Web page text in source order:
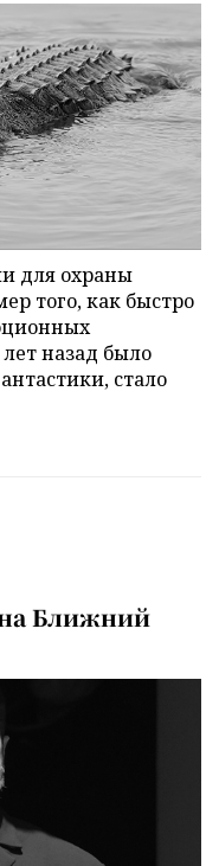
для охраны
того, как быстро
назад было
стало
на Ближний